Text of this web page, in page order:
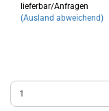
lieferbar/Anfragen
(Ausland abweichend)